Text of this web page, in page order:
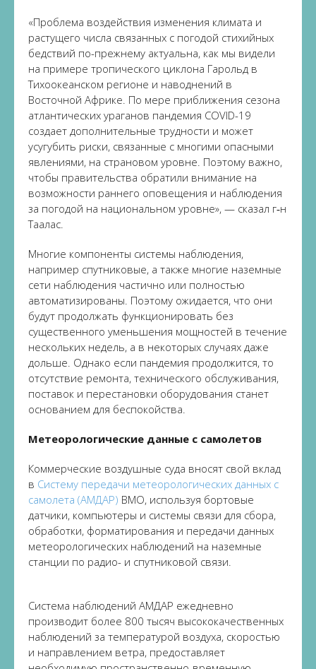
«Проблема воздействия изменения климата и
растущего числа связанных с погодой стихийных
бедствий по-прежнему актуальна, как мы видели
на примере тропического циклона Гарольд в
Тихоокеанском регионе и наводнений в
Восточной Африке. По мере приближения сезона
атлантических ураганов пандемия COVID-19
создает дополнительные трудности и может
усугубить риски, связанные с многими опасными
явлениями, на страновом уровне. Поэтому важно,
чтобы правительства обратили внимание на
возможности раннего оповещения и наблюдения
за погодой на национальном уровне», — сказал г‑н
Таалас.
Многие компоненты системы наблюдения,
например спутниковые, а также многие наземные
сети наблюдения частично или полностью
автоматизированы. Поэтому ожидается, что они
будут продолжать функционировать без
существенного уменьшения мощностей в течение
нескольких недель, а в некоторых случаях даже
дольше. Однако если пандемия продолжится, то
отсутствие ремонта, технического обслуживания,
поставок и перестановки оборудования станет
основанием для беспокойства.
Метеорологические данные с самолетов
Коммерческие воздушные суда вносят свой вклад
в Систему передачи метеорологических данных с
самолета (АМДАР) ВМО, используя бортовые
датчики, компьютеры и системы связи для сбора,
обработки, форматирования и передачи данных
метеорологических наблюдений на наземные
станции по радио- и спутниковой связи.
Система наблюдений АМДАР ежедневно
производит более 800 тысяч высококачественных
наблюдений за температурой воздуха, скоростью
и направлением ветра, предоставляет